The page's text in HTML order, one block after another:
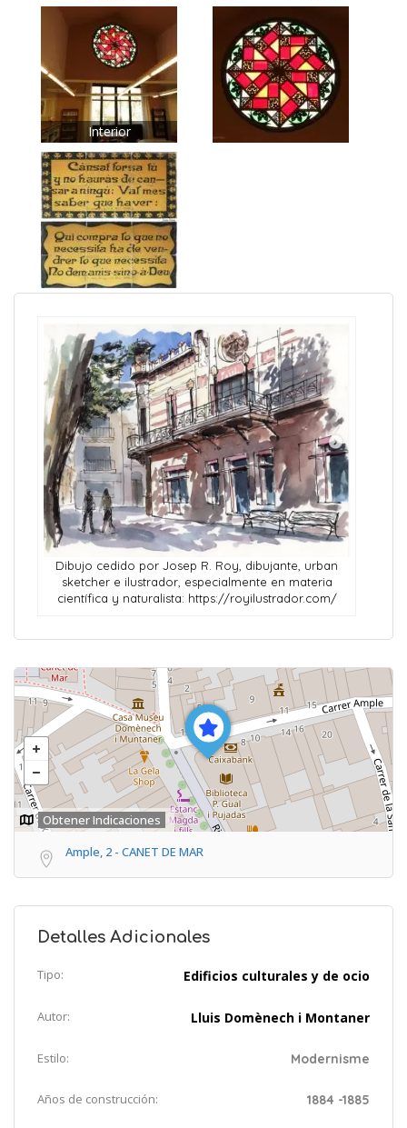
Interior
Dibujo cedido por Josep R. Roy, dibujante, urban
sketcher e ilustrador, especialmente en materia
científica y naturalista: https://royilustrador.com/
Obtener Indicaciones
Ample, 2 - CANET DE MAR
Detalles Adicionales
Tipo: Edificios culturales y de ocio
Autor: Lluis Domènech i Montaner
Estilo: Modernisme
Años de construcción: 1884 -1885